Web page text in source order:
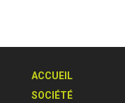
ACCUEIL
SOCIÉTÉ